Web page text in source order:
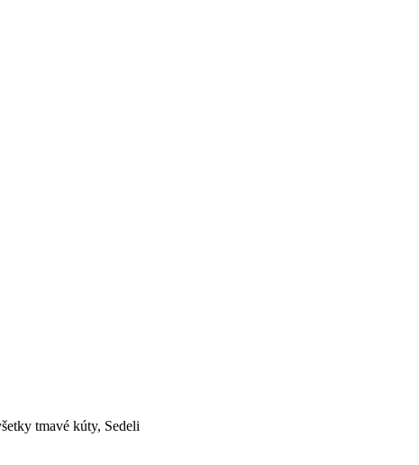
tmavé kúty, Sedeli